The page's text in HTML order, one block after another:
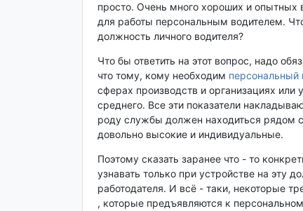
просто. Очень много хороших и опытных
для работы персональным водителем.
должность личного водителя?
Что бы ответить на этот вопрос, надо
что тому, кому необходим персональный
сферах производств и организациях
среднего. Все эти показатели
роду службы должен находиться рядом
довольно высокие и индивидуальные.
Поэтому сказать заранее что - то
узнавать только при устройстве на эту
работодателя. И всё - таки, некоторые
, которые предъявляются к